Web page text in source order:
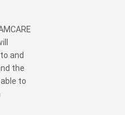
and
the
to